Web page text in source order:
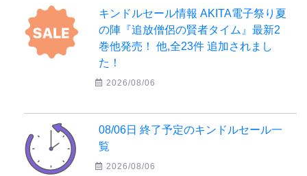
キンドルセール情報 AKITA電子祭り夏
の陣『追放僧侶の賢者タイム』最新2
巻他発売！ 他,全23件 追加されまし
た！
2026/08/06
08/06日 終了予定のキンドルセール一
覧
2026/08/06